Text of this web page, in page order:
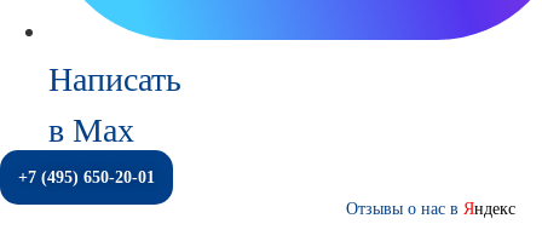
Написать
в Max
+7 (495) 650-20-01
Отзывы о нас в Яндекс